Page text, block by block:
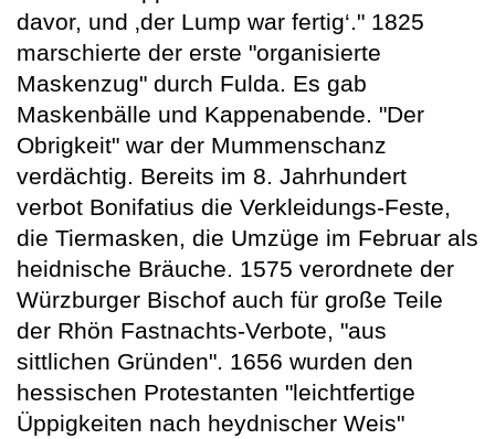
davor, und ‚der Lump war fertig‘." 1825
marschierte der erste "organisierte
Maskenzug" durch Fulda. Es gab
Maskenbälle und Kappenabende. "Der
Obrigkeit" war der Mummenschanz
verdächtig. Bereits im 8. Jahrhundert
verbot Bonifatius die Verkleidungs-Feste,
die Tiermasken, die Umzüge im Februar als
heidnische Bräuche. 1575 verordnete der
Würzburger Bischof auch für große Teile
der Rhön Fastnachts-Verbote, "aus
sittlichen Gründen". 1656 wurden den
hessischen Protestanten "leichtfertige
Üppigkeiten nach heydnischer Weis"